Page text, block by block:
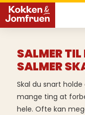
SALMER
SALMER
Skal du snart
mange ting at
hele. Ofte kan